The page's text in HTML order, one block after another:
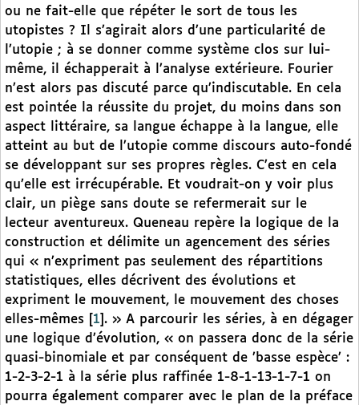
ou ne fait-elle que répéter le sort de tous les
utopistes ? Il s’agirait alors d’une particularité de
l’utopie ; à se donner comme système clos sur lui-
même, il échapperait à l’analyse extérieure. Fourier
n’est alors pas discuté parce qu’indiscutable. En cela
est pointée la réussite du projet, du moins dans son
aspect littéraire, sa langue échappe à la langue, elle
atteint au but de l’utopie comme discours auto-fondé
se développant sur ses propres règles. C’est en cela
qu’elle est irrécupérable. Et voudrait-on y voir plus
clair, un piège sans doute se refermerait sur le
lecteur aventureux. Queneau repère la logique de la
construction et délimite un agencement des séries
qui « n’expriment pas seulement des répartitions
statistiques, elles décrivent des évolutions et
expriment le mouvement, le mouvement des choses
elles-mêmes
1 . » A parcourir les séries, à en dégager
une logique d’évolution, « on passera donc de la série
quasi-binomiale et par conséquent de ’basse espèce’ :
1-2-3-2-1 à la série plus raffinée 1-8-1-13-1-7-1 on
pourra également comparer avec le plan de la préface